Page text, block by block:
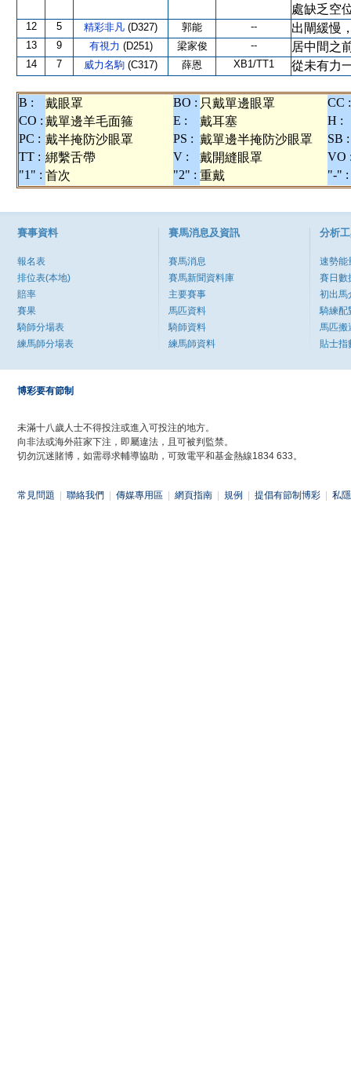
處缺乏空
12 5 精彩非凡 (D327) 郭能 -- 出閘緩慢
13 9 有視力 (D251) 梁家俊 -- 居中間之
14 7 威力名駒 (C317) 薛恩 XB1/TT1 從未有力
B : 戴眼罩 BO : 只戴單邊眼罩
CC :
CO : 戴單邊羊毛面箍 E : 戴耳塞
H :
PC : 戴半掩防沙眼罩 PS : 戴單邊半掩防沙眼罩
SB :
TT : 綁繫舌帶 V : 戴開縫眼罩
VO
"1" : 首次 "2" : 重戴 "-" :
賽事資料
報名表
排位表(本地)
賠率
賽果
騎師分場表
練馬師分場表
賽馬消息及資訊
賽馬消息
賽馬新聞資料庫
主要賽事
馬匹資料
騎師資料
練馬師資料
分析
速勢能
賽日數
初出馬
騎練配
馬匹搬
貼士指
博彩要有節制
未滿十八歲人士不得投注或進入可投注的地方。
向非法或海外莊家下注，即屬違法，且可被判監禁。
切勿沉迷賭博，如需尋求輔導協助，可致電平和基金熱線1834 633。
常見問題 聯絡我們 傳媒專用區 網頁指南 規例 提倡有節制博彩 私